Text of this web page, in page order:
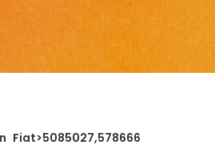
Fiat>5085027,578666